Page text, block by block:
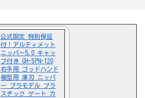
公式限定 特別保証
付！アルティメット
ニッパー5.0 キャッ
プ付き GH-SPN-120
右手用 ゴッドハンド
模型用 薄刃 ニッパ
ー プラモデル プラ
スチック ゲート カ